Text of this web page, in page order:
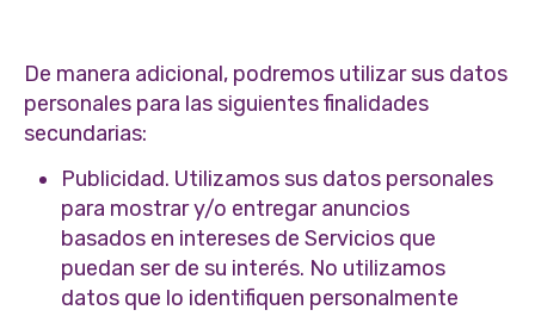
De manera adicional, podremos utilizar sus datos
personales para las siguientes finalidades
secundarias:
Publicidad. Utilizamos sus datos personales
para mostrar y/o entregar anuncios
basados en intereses de Servicios que
puedan ser de su interés. No utilizamos
datos que lo identifiquen personalmente